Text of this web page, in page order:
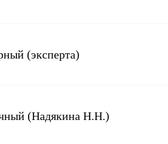
(эксперта)
(Надякина Н.Н.)